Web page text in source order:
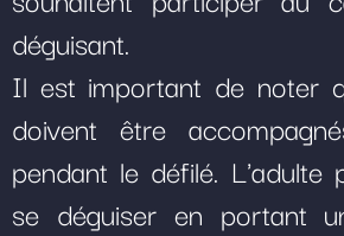
déguisant.
Il est important de noter
doivent être
pendant le défilé. L'adulte
se déguiser en portant